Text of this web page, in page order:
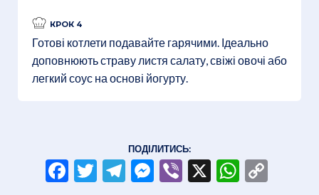
КРОК 4
Готові котлети подавайте гарячими. Ідеально
доповнюють страву листя салату, свіжі овочі або
легкий соус на основі йогурту.
ПОДІЛИТИСЬ:
Facebook
Twitter
Telegram
Messenger
Viber
X